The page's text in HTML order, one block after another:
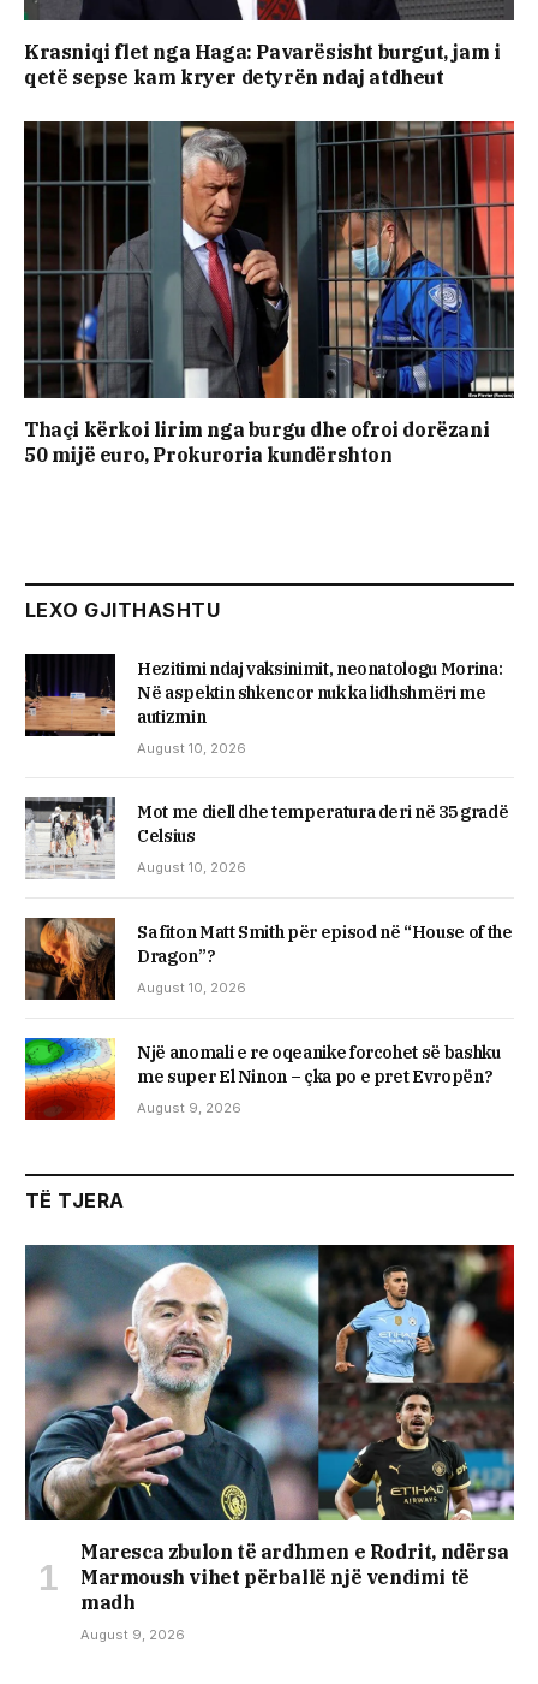
Krasniqi flet nga Haga: Pavarësisht burgut, jam i
qetë sepse kam kryer detyrën ndaj atdheut
​Thaçi kërkoi lirim nga burgu dhe ofroi dorëzani
50 mijë euro, Prokuroria kundërshton
LEXO GJITHASHTU
Hezitimi ndaj vaksinimit, neonatologu Morina:
Në aspektin shkencor nuk ka lidhshmëri me
autizmin
August 10, 2026
Mot me diell dhe temperatura deri në 35 gradë
Celsius
August 10, 2026
Sa fiton Matt Smith për episod në “House of the
Dragon”?
August 10, 2026
Një anomali e re oqeanike forcohet së bashku
me super El Ninon – çka po e pret Evropën?
August 9, 2026
TË TJERA
Maresca zbulon të ardhmen e Rodrit, ndërsa
Marmoush vihet përballë një vendimi të
madh
August 9, 2026